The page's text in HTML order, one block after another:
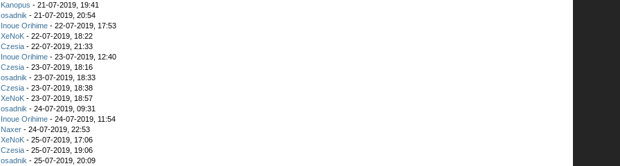
Kanopus - 21-07-2019, 19:41
osadnik - 21-07-2019, 20:54
Inoue Orihime - 22-07-2019, 17:53
XeNoK - 22-07-2019, 18:22
Czesia - 22-07-2019, 21:33
Inoue Orihime - 23-07-2019, 12:40
Czesia - 23-07-2019, 18:16
osadnik - 23-07-2019, 18:33
Czesia - 23-07-2019, 18:38
XeNoK - 23-07-2019, 18:57
osadnik - 24-07-2019, 09:31
Inoue Orihime - 24-07-2019, 11:54
Naxer - 24-07-2019, 22:53
XeNoK - 25-07-2019, 17:06
Czesia - 25-07-2019, 19:06
osadnik - 25-07-2019, 20:09